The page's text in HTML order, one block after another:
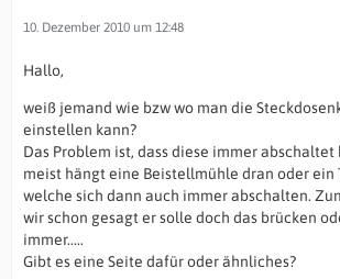
10. Dezember 2010 um 12:48
Hallo,
weiß jemand wie bzw wo man die
einstellen kann?
Das Problem ist, dass diese immer abschaltet
meist hängt eine Beistellmühle dran oder ein
welche sich dann auch immer abschalten.
wir schon gesagt er solle doch das brücken
immer.....
Gibt es eine Seite dafür oder ähnliches?